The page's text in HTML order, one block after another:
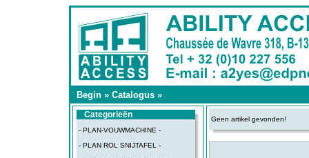
Begin » Catalogus »
Categorieën
- PLAN-VOUWMACHINE -
- PLAN ROL SNIJTAFEL -
Geen artikel gevonden!